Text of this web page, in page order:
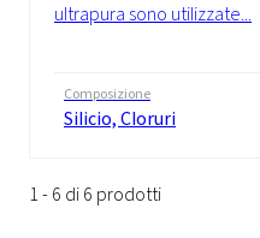
ultrapura sono utilizzate...
Composizione
Silicio, Cloruri
1 - 6 di 6 prodotti